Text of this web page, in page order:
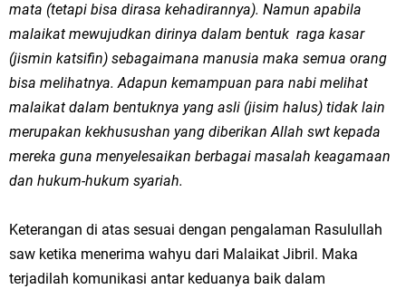
mata (tetapi bisa dirasa kehadirannya). Namun apabila
malaikat mewujudkan dirinya dalam bentuk raga kasar
(jismin katsifin) sebagaimana manusia maka semua orang
bisa melihatnya. Adapun kemampuan para nabi melihat
malaikat dalam bentuknya yang asli (jisim halus) tidak lain
merupakan kekhusushan yang diberikan Allah swt kepada
mereka guna menyelesaikan berbagai masalah keagamaan
dan hukum-hukum syariah.
Keterangan di atas sesuai dengan pengalaman Rasulullah
saw ketika menerima wahyu dari Malaikat Jibril. Maka
terjadilah komunikasi antar keduanya baik dalam